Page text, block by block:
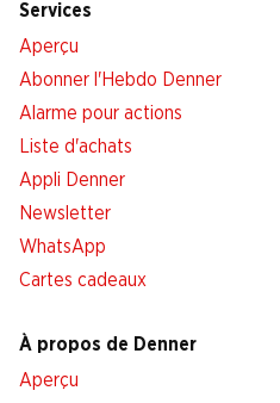
Services
Aperçu
Abonner l'Hebdo Denner
Alarme pour actions
Liste d'achats
Appli Denner
Newsletter
WhatsApp
Cartes cadeaux
À propos de Denner
Aperçu